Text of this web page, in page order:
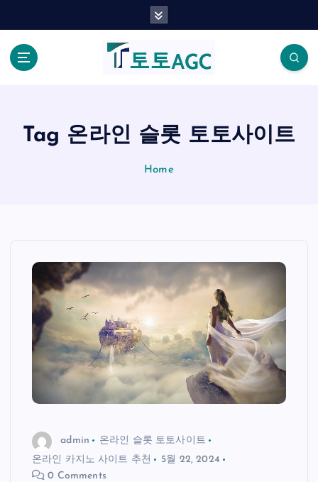
Tag 온라인 슬롯 토토사이트
Home
admin
온라인 슬롯 토토사이트
온라인 카지노 사이트 추천
5월 22, 2024
0 Comments